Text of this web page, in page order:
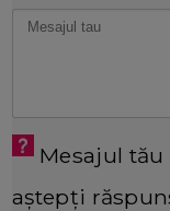
Mesajul tău
aștepți